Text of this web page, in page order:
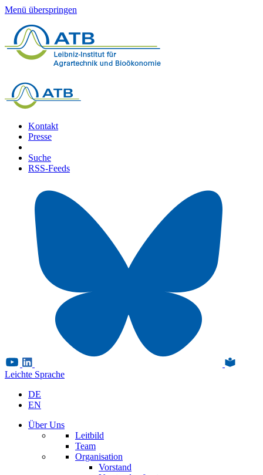
Menü überspringen
Kontakt
Presse
Suche
RSS-Feeds
Leichte Sprache
DE
EN
Über Uns
Leitbild
Team
Organisation
Vorstand